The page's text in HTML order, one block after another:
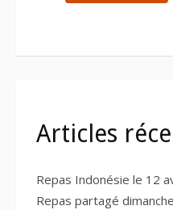
Articles
Repas Indonésie le 12
Repas partagé